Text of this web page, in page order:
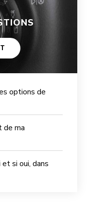
options de
de ma
si oui, dans